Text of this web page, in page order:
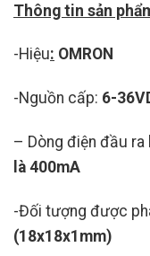
Thông tin sản
-Hiệu: OMRON
-Nguồn cấp: 6-
– Dòng điện đầu ra
là 400mA
-Đối tượng được
(18x18x1mm)